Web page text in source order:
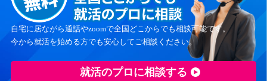
自宅に居ながら通話やzoomで全国どこからでも相談可能です。
今から就活を始める方でも安心してご相談ください。
就活のプロに相談する